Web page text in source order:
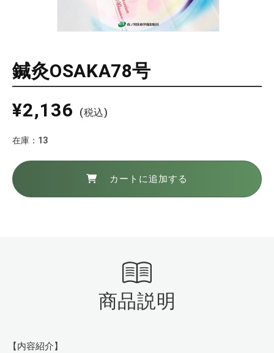
ル
で
デ
ィ
鍼灸OSAKA78号
通
常
格
¥2,136 (税込)
在庫：13
カートに追加する
商品説明
【内容紹介】